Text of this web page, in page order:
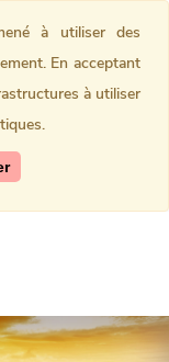
à utiliser des
En acceptant
à utiliser